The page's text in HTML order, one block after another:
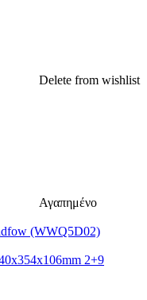
Delete from wishlist
Αγαπημένο
(WWQ5D02)